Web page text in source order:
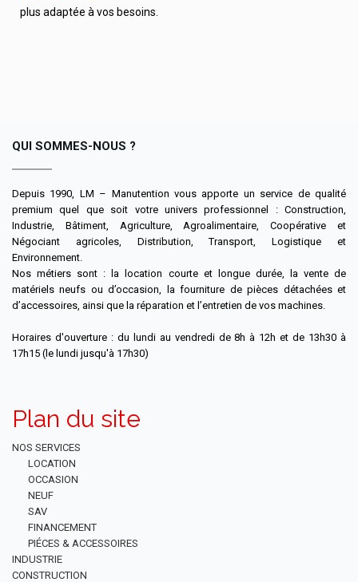
plus adaptée à vos besoins.
QUI SOMMES-NOUS ?
Depuis 1990, LM – Manutention vous apporte un service de qualité
premium quel que soit votre univers professionnel : Construction,
Industrie, Bâtiment, Agriculture, Agroalimentaire, Coopérative et
Négociant agricoles, Distribution, Transport, Logistique et
Environnement.
Nos métiers sont : la location courte et longue durée, la vente de
matériels neufs ou d’occasion, la fourniture de pièces détachées et
d’accessoires, ainsi que la réparation et l’entretien de vos machines.
Horaires d'ouverture : du lundi au vendredi de 8h à 12h et de 13h30 à
17h15 (le lundi jusqu'à 17h30)
Plan du site
NOS SERVICES
LOCATION
OCCASION
NEUF
SAV
FINANCEMENT
PIÉCES & ACCESSOIRES
INDUSTRIE
CONSTRUCTION